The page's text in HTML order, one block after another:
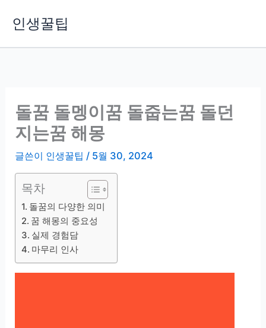
인생꿀팁
돌꿈 돌멩이꿈 돌줍는꿈 돌던
지는꿈 해몽
글쓴이 인생꿀팁 / 5월 30, 2024
목차
돌꿈의 다양한 의미
꿈 해몽의 중요성
실제 경험담
마무리 인사